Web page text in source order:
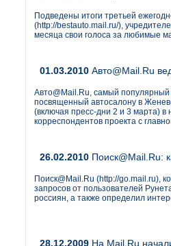
Подведены итоги третьей
(http://bestauto.mail.ru/),
месяца свои голоса за любимые
01.03.2010 Авто@Mail.Ru
Авто@Mail.Ru, самый
посвященный автосалону в
(включая пресс-дни 2 и 3 марта) в
корреспондентов проекта с
26.02.2010 Поиск@Mail.Ru:
Поиск@Mail.Ru (http://go.mail.ru),
запросов от пользователей
россиян, а также определил
28.12.2009 На Mail.Ru